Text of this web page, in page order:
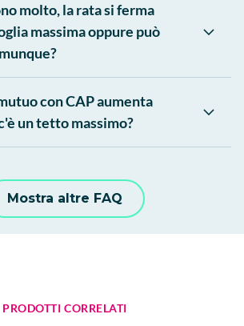
molto, la rata si ferma
massima oppure può
con CAP aumenta
un tetto massimo?
Mostra altre FAQ
PRODOTTI CORRELATI